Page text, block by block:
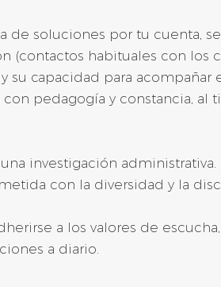
de soluciones por tu cuenta,
(contactos habituales con los
su capacidad para acompañar
con pedagogía y constancia,
investigación administrativa.
con la diversidad y la
a los valores de
a diario.